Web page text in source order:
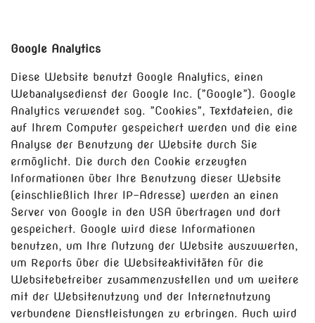
Google Analytics
Diese Website benutzt Google Analytics, einen
Webanalysedienst der Google Inc. (”Google”). Google
Analytics verwendet sog. ”Cookies”, Textdateien, die
auf Ihrem Computer gespeichert werden und die eine
Analyse der Benutzung der Website durch Sie
ermöglicht. Die durch den Cookie erzeugten
Informationen über Ihre Benutzung dieser Website
(einschließlich Ihrer IP-Adresse) werden an einen
Server von Google in den USA übertragen und dort
gespeichert. Google wird diese Informationen
benutzen, um Ihre Nutzung der Website auszuwerten,
um Reports über die Websiteaktivitäten für die
Websitebetreiber zusammenzustellen und um weitere
mit der Websitenutzung und der Internetnutzung
verbundene Dienstleistungen zu erbringen. Auch wird